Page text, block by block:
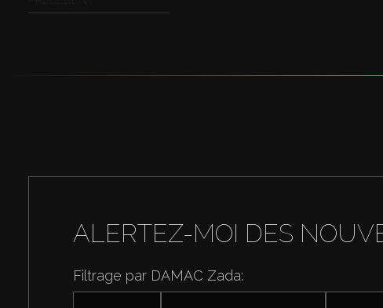
ALERTEZ-MOI DES
Filtrage par DAMAC Zada: